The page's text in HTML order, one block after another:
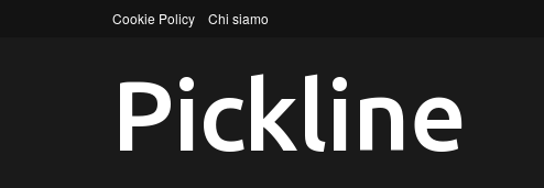
Cookie Policy Chi siamo
Pickline